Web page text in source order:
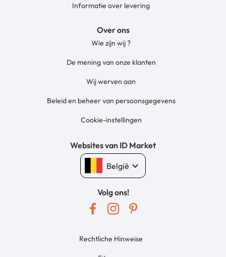
Informatie over levering
Over ons
Wie zijn wij ?
De mening van onze klanten
Wij werven aan
Beleid en beheer van persoonsgegevens
Cookie-instellingen
Websites van ID Market
België keyboard_arrow_down
Volg ons!
Rechtliche Hinweise